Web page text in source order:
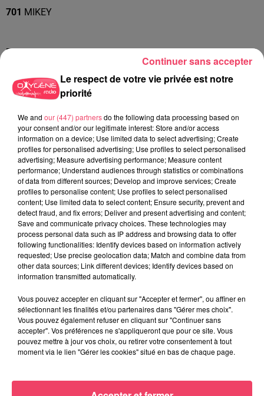
701 MIKEY
Durtal - PMH :
808HARCADIAN
FIL INFOS
4 août 2026
Haut-Anjou. Qui sont ces centaines de cyclistes
sur les routes de...
Le respect de votre vie privée est notre
priorité
We and our (447) partnersdo the following data processing based on
your consent and/or our legitimate interest: Store and/or access
information on a device; Use limited data to select advertising; Create
profiles for personalised advertising; Use profiles to select personalised
advertising; Measure advertising performance; Measure content
performance; Understand audiences through statistics or combinations
of data from different sources; Develop and improve services; Create
profiles to personalise content; Use profiles to select personalised
content; Use limited data to select content; Ensure security, prevent and
detect fraud, and fix errors; Deliver and present advertising and content;
Save and communicate privacy choices. These technologies may
process personal data such as IP address and browsing data to offer
following functionalities: Identify devices based on information actively
requested; Use precise geolocation data; Match and combine data from
other data sources; Link different devices; Identify devices based on
information transmitted automatically.
Vous pouvez accepter en cliquant sur "Accepter et fermer", ou affiner en
sélectionnant les finalités et/ou partenaires dans "Gérer mes choix".
Vous pouvez également refuser en cliquant sur "Continuer sans
accepter". Vos préférences ne s'appliqueront que pour ce site. Vous
pouvez mettre à jour vos choix, ou retirer votre consentement à tout
moment via le lien "Gérer les cookies" situé en bas de chaque page.
Continuer sans accepter